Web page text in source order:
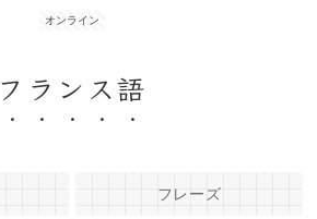
オンライン
フランス語
フレーズ